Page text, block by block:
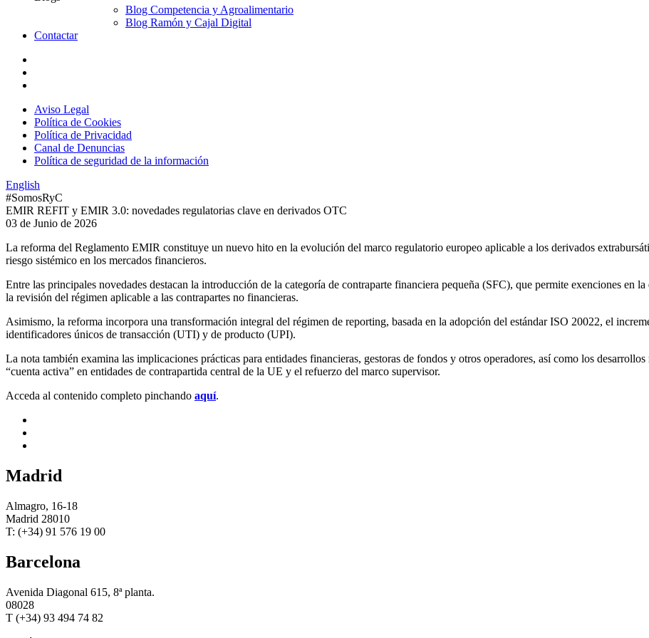
Blog Competencia y Agroalimentario
Blog Ramón y Cajal Digital
Contactar
Aviso Legal
Política de Cookies
Política de Privacidad
Canal de Denuncias
Política de seguridad de la información
English
#SomosRyC
EMIR REFIT y EMIR 3.0: novedades regulatorias clave en derivados OTC
03 de Junio de 2026
La reforma del Reglamento EMIR constituye un nuevo hito en la evolución del marco regulatorio europeo aplicable a los derivados
riesgo sistémico en los mercados financieros.
Entre las principales novedades destacan la introducción de la categoría de contraparte financiera pequeña (SFC), que permite exenciones en
la revisión del régimen aplicable a las contrapartes no financieras.
Asimismo, la reforma incorpora una transformación integral del régimen de reporting, basada en la adopción del estándar ISO 20022, el
identificadores únicos de transacción (UTI) y de producto (UPI).
La nota también examina las implicaciones prácticas para entidades financieras, gestoras de fondos y otros operadores, así como los
“cuenta activa” en entidades de contrapartida central de la UE y el refuerzo del marco supervisor.
Acceda al contenido completo pinchando aquí.
Madrid
Almagro, 16-18
Madrid 28010
T: (+34) 91 576 19 00
Barcelona
Avenida Diagonal 615, 8ª planta.
08028
T (+34) 93 494 74 82